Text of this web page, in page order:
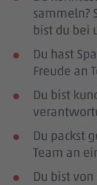
sammeln?
bist du bei
Du hast
Freude an
Du bist
Du packst
Team an
Du bist